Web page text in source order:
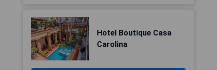
Hotel Boutique Casa
Carolina